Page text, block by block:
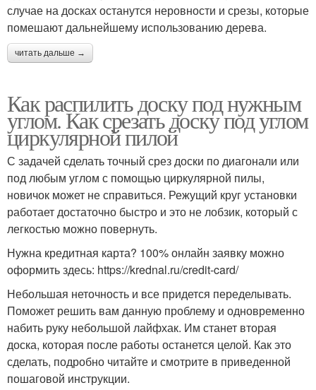
случае на досках останутся неровности и срезы, которые
помешают дальнейшему использованию дерева.
читать дальше →
Как распилить доску под нужным
углом. Как срезать доску под углом
циркулярной пилой
С задачей сделать точный срез доски по диагонали или
под любым углом с помощью циркулярной пилы,
новичок может не справиться. Режущий круг установки
работает достаточно быстро и это не лобзик, который с
легкостью можно повернуть.
Нужна кредитная карта? 100% онлайн заявку можно
оформить здесь: https://krednal.ru/credit-card/
Небольшая неточность и все придется переделывать.
Поможет решить вам данную проблему и одновременно
набить руку небольшой лайфхак. Им станет вторая
доска, которая после работы останется целой. Как это
сделать, подробно читайте и смотрите в приведенной
пошаговой инструкции.